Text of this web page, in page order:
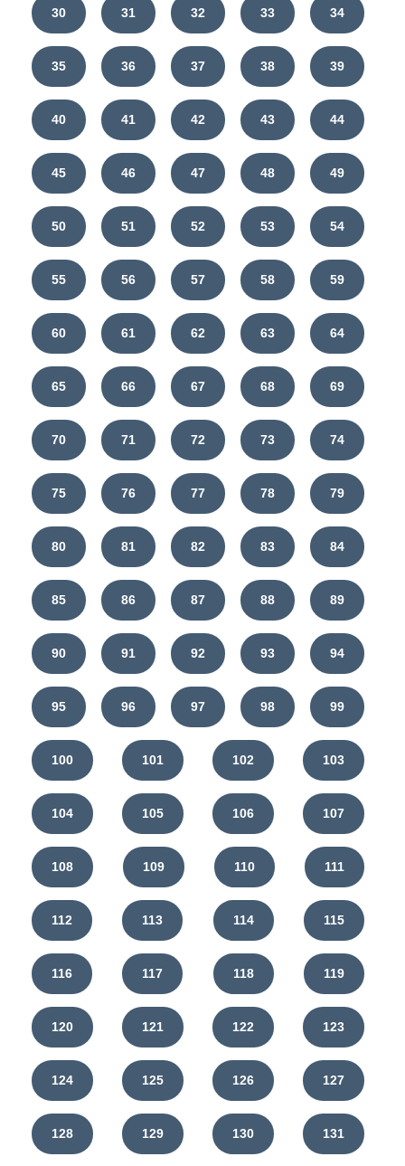
30 31 32 33 34
35 36 37 38 39
40 41 42 43 44
45 46 47 48 49
50 51 52 53 54
55 56 57 58 59
60 61 62 63 64
65 66 67 68 69
70 71 72 73 74
75 76 77 78 79
80 81 82 83 84
85 86 87 88 89
90 91 92 93 94
95 96 97 98 99
100 101 102 103
104 105 106 107
108 109 110 111
112 113 114 115
116 117 118 119
120 121 122 123
124 125 126 127
128 129 130 131